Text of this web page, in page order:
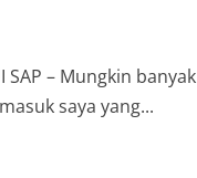
SAP – Mungkin banyak
saya yang...